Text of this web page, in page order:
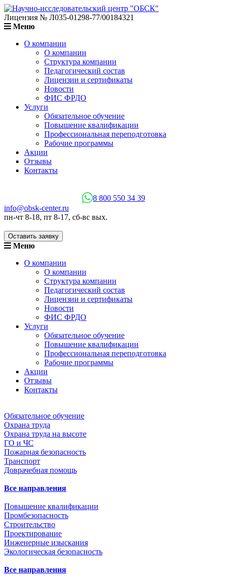
Лицензия № Л035-01298-77/00184321
Меню
О компании
О компании
Структура компании
Педагогический состав
Лицензии и сертификаты
Новости
ФИС ФРДО
Услуги
Обязательное обучение
Повышение квалификации
Профессиональная переподготовка
Рабочие программы
Акции
Отзывы
Контакты
8 800 550 34 39
info@obsk-center.ru
пн-чт 8-18, пт 8-17, сб-вс вых.
Оставить заявку
Меню
О компании
О компании
Структура компании
Педагогический состав
Лицензии и сертификаты
Новости
ФИС ФРДО
Услуги
Обязательное обучение
Повышение квалификации
Профессиональная переподготовка
Рабочие программы
Акции
Отзывы
Контакты
Обязательное обучение
Охрана труда
Охрана труда на высоте
ГО и ЧС
Пожарная безопасность
Транспорт
Доврачебная помощь
Все направления
Повышение квалификации
Промбезопасность
Строительство
Проектирование
Инженерные изыскания
Экологическая безопасность
Все направления